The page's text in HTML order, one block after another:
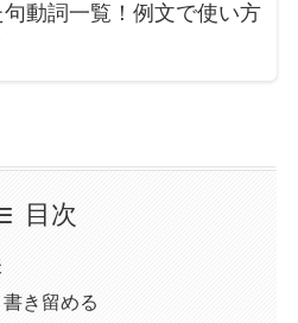
動詞一覧！例文で使い方
目次
き留める